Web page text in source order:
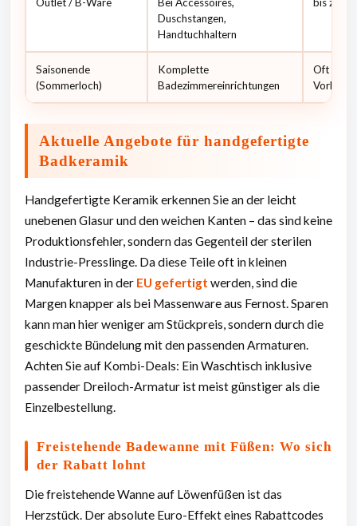
Duschstangen,
Handtuchhaltern
Saisonende
(Sommerloch)
Komplette
Badezimmereinrichtungen
Oft “3 %
Vorkasse
Aktuelle Angebote für handgefertigte
Badkeramik
Handgefertigte Keramik erkennen Sie an der leicht
unebenen Glasur und den weichen Kanten – das sind keine
Produktionsfehler, sondern das Gegenteil der sterilen
Industrie-Presslinge. Da diese Teile oft in kleinen
Manufakturen in der EU gefertigt werden, sind die
Margen knapper als bei Massenware aus Fernost. Sparen
kann man hier weniger am Stückpreis, sondern durch die
geschickte Bündelung mit den passenden Armaturen.
Achten Sie auf Kombi-Deals: Ein Waschtisch inklusive
passender Dreiloch-Armatur ist meist günstiger als die
Einzelbestellung.
Freistehende Badewanne mit Füßen: Wo sich
der Rabatt lohnt
Die freistehende Wanne auf Löwenfüßen ist das
Herzstück. Der absolute Euro-Effekt eines Rabattcodes